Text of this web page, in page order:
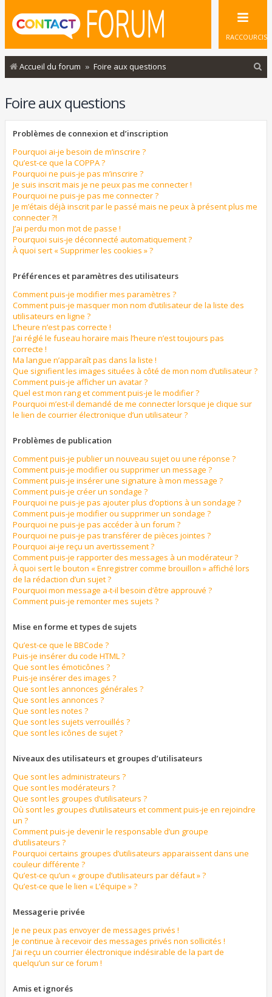
RACCOURCIS
Accueil du forum Foire aux questions
Foire aux questions
Problèmes de connexion et d’inscription
Pourquoi ai-je besoin de m’inscrire ?
Qu’est-ce que la COPPA ?
Pourquoi ne puis-je pas m’inscrire ?
Je suis inscrit mais je ne peux pas me connecter !
Pourquoi ne puis-je pas me connecter ?
Je m’étais déjà inscrit par le passé mais ne peux à présent plus me
connecter ?!
J’ai perdu mon mot de passe !
Pourquoi suis-je déconnecté automatiquement ?
À quoi sert « Supprimer les cookies » ?
Préférences et paramètres des utilisateurs
Comment puis-je modifier mes paramètres ?
Comment puis-je masquer mon nom d’utilisateur de la liste des
utilisateurs en ligne ?
L’heure n’est pas correcte !
J’ai réglé le fuseau horaire mais l’heure n’est toujours pas
correcte !
Ma langue n’apparaît pas dans la liste !
Que signifient les images situées à côté de mon nom d’utilisateur ?
Comment puis-je afficher un avatar ?
Quel est mon rang et comment puis-je le modifier ?
Pourquoi m’est-il demandé de me connecter lorsque je clique sur
le lien de courrier électronique d’un utilisateur ?
Problèmes de publication
Comment puis-je publier un nouveau sujet ou une réponse ?
Comment puis-je modifier ou supprimer un message ?
Comment puis-je insérer une signature à mon message ?
Comment puis-je créer un sondage ?
Pourquoi ne puis-je pas ajouter plus d’options à un sondage ?
Comment puis-je modifier ou supprimer un sondage ?
Pourquoi ne puis-je pas accéder à un forum ?
Pourquoi ne puis-je pas transférer de pièces jointes ?
Pourquoi ai-je reçu un avertissement ?
Comment puis-je rapporter des messages à un modérateur ?
À quoi sert le bouton « Enregistrer comme brouillon » affiché lors
de la rédaction d’un sujet ?
Pourquoi mon message a-t-il besoin d’être approuvé ?
Comment puis-je remonter mes sujets ?
Mise en forme et types de sujets
Qu’est-ce que le BBCode ?
Puis-je insérer du code HTML ?
Que sont les émoticônes ?
Puis-je insérer des images ?
Que sont les annonces générales ?
Que sont les annonces ?
Que sont les notes ?
Que sont les sujets verrouillés ?
Que sont les icônes de sujet ?
Niveaux des utilisateurs et groupes d’utilisateurs
Que sont les administrateurs ?
Que sont les modérateurs ?
Que sont les groupes d’utilisateurs ?
Où sont les groupes d’utilisateurs et comment puis-je en rejoindre
un ?
Comment puis-je devenir le responsable d’un groupe
d’utilisateurs ?
Pourquoi certains groupes d’utilisateurs apparaissent dans une
couleur différente ?
Qu’est-ce qu’un « groupe d’utilisateurs par défaut » ?
Qu’est-ce que le lien « L’équipe » ?
Messagerie privée
Je ne peux pas envoyer de messages privés !
Je continue à recevoir des messages privés non sollicités !
J’ai reçu un courrier électronique indésirable de la part de
quelqu’un sur ce forum !
Amis et ignorés